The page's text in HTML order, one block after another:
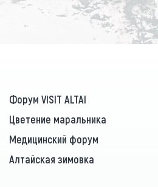
Форум VISIT ALTAI
Цветение маральника
Медицинский форум
Алтайская зимовка